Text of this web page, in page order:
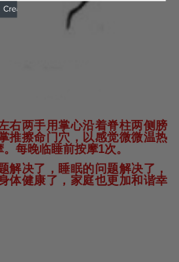
右两手用掌心沿着脊柱两侧膀
推擦命门穴，以感觉微微温热
每晚临睡前按摩1次。
解决了，睡眠的问题解决了，
体健康了，家庭也更加和谐幸